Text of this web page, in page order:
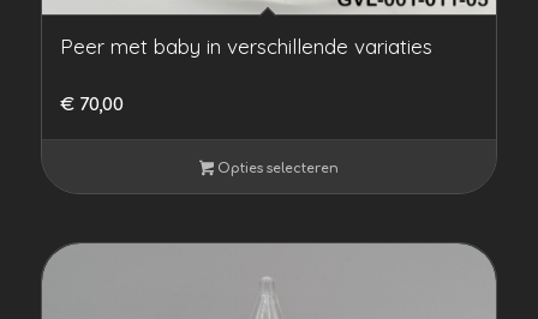
Peer met baby in verschillende variaties
€70,00
Opties selecteren